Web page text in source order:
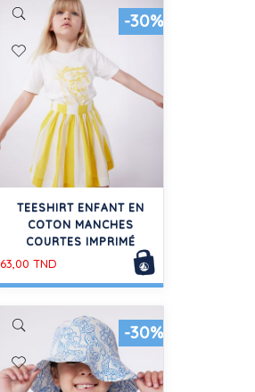
-30%
TEESHIRT ENFANT EN
COTON MANCHES
COURTES IMPRIMÉ
63,00 TND
-30%